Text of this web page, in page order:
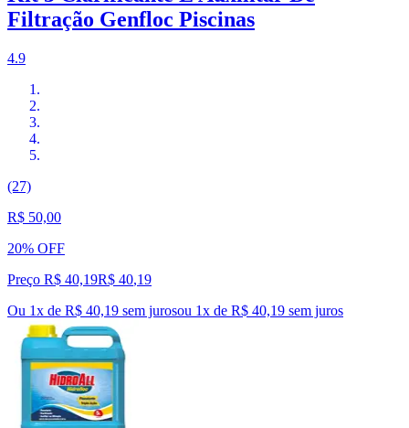
Filtração Genfloc Piscinas
4.9
(27)
R$ 50,00
20% OFF
Preço R$ 40,19R$ 40,19
Ou 1x de R$ 40,19 sem jurosou 1x de R$ 40,19 sem juros